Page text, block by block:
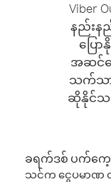
Viber
နည်းနည်
ပြေ
အဆင်ပ
သက်သာ
ဆိုနိုင်သ
ခရက်ဒစ် ပက်ကေ့ခ
သင်က ငွေပမာဏ